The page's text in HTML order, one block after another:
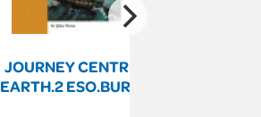
JOURNEY CENTRE
EARTH.2 ESO.BURLI